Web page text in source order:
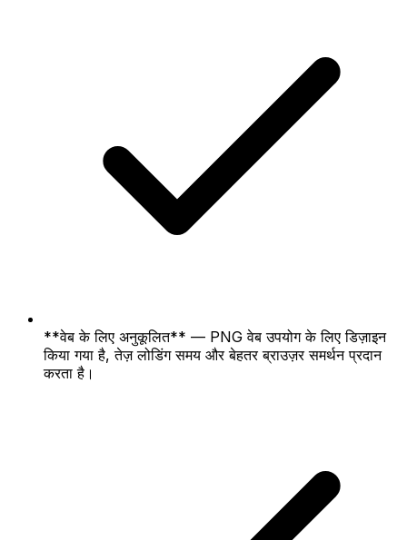
**वेब के लिए अनुकूलित** — PNG वेब उपयोग के लिए डिज़ाइन
किया गया है, तेज़ लोडिंग समय और बेहतर ब्राउज़र समर्थन प्रदान
करता है।